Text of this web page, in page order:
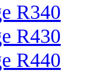
R340
R430
R440